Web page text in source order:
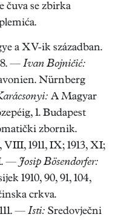
čuva se zbirka
a XV-ik században.
— Ivan Bojničić:
Nürnberg
A Magyar
1. Budapest
zbornik.
VIII, 1911, IX; 1913, XI;
— Josip Bösendorfer:
1910, 90, 91, 104,
crkva.
— Isti: Sredovječni